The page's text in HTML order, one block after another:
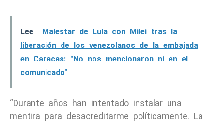
Lee
Malestar de Lula con Milei tras la
liberación de los venezolanos de la embajada
en Caracas: "No nos mencionaron ni en el
comunicado"
“Durante años han intentado instalar una
mentira para desacreditarme políticamente. La